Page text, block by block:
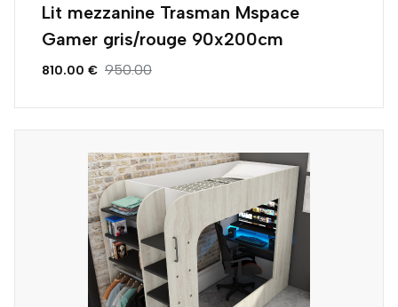
Lit mezzanine Trasman Mspace
Gamer gris/rouge 90x200cm
810.00 € 950.00